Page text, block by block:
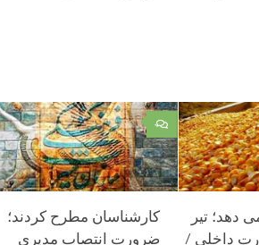
۰
کارشناسان مطرح کردند؛
ضرورت انتصاب مدیری
دهد؛ تیر
داخلی /